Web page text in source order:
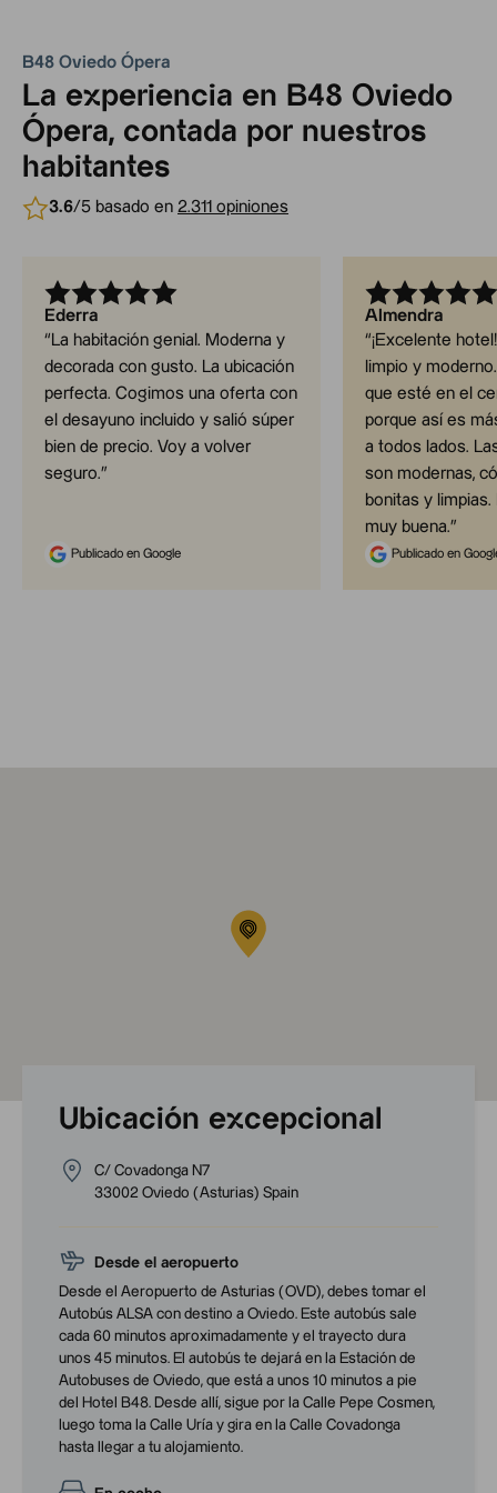
B48 Oviedo Ópera
La experiencia en B48 Oviedo
Ópera, contada por nuestros
habitantes
3.6/5 basado en 2.311 opiniones
Ederra
“ La habitación genial. Moderna y
decorada con gusto. La ubicación
perfecta. Cogimos una oferta con
el desayuno incluido y salió súper
bien de precio. Voy a volver
seguro.”
Publicado en Google
Almendra
“¡Excelente
limpio y
que esté en el
porque así es
a todos lados.
son modernas,
bonitas y
muy buena.”
Publicado en
Ubicación excepcional
C/ Covadonga N7
33002 Oviedo (Asturias) Spain
Desde el aeropuerto
Desde el Aeropuerto de Asturias (OVD), debes tomar el
Autobús ALSA con destino a Oviedo. Este autobús sale
cada 60 minutos aproximadamente y el trayecto dura
unos 45 minutos. El autobús te dejará en la Estación de
Autobuses de Oviedo, que está a unos 10 minutos a pie
del Hotel B48. Desde allí, sigue por la Calle Pepe Cosmen,
luego toma la Calle Uría y gira en la Calle Covadonga
hasta llegar a tu alojamiento.